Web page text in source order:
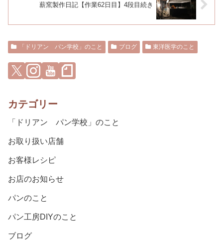
薪窯製作日記【作業62日目】4段目続き
「ドリアン パン学校」のこと ブログ 東洋医学のこと
カテゴリー
「ドリアン パン学校」のこと
お取り扱い店舗
お客様レシピ
お店のお知らせ
パンのこと
パン工房DIYのこと
ブログ